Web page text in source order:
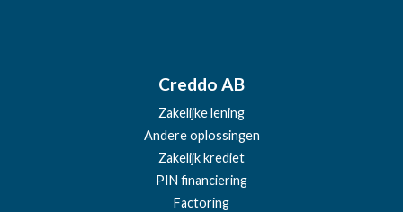
Culturele evenementen & musea
Toegang tot musea, concerten, theater,
bioscoop, dierentuinen.
Sport & recreatie
Toegang tot sportfaciliteiten, zwembaden,
Creddo AB
Zakelijke lening
Andere oplossingen
Zakelijk krediet
PIN financiering
Factoring